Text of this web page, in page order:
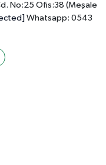
No:25 Ofis:38 (Meşale
Whatsapp: 0543